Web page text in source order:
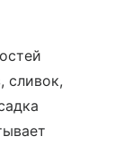
сливок,